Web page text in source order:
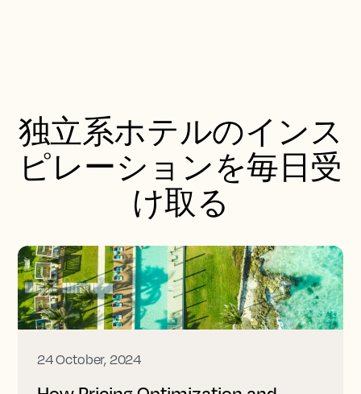
独立系ホテルのインス
ピレーションを毎日受
け取る
24 October, 2024